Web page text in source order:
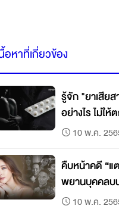
อหาที่เกี่ยวข้อง
รู้จัก "ยาเสีย
อย่างไร ไม่ให้
10 พ.ค.
คืบหน้าคดี “แ
พยานบุคคลบ
10 พ.ค.